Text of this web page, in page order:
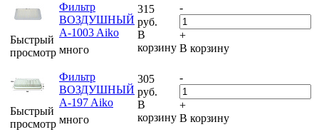
Быстрый
просмотр
Фильтр
ВОЗДУШНЫЙ
A-1003 Aiko
много
315
руб.
В
корзину
-
+
В корзину
Быстрый
просмотр
Фильтр
ВОЗДУШНЫЙ
A-197 Aiko
много
305
руб.
В
корзину
-
+
В корзину